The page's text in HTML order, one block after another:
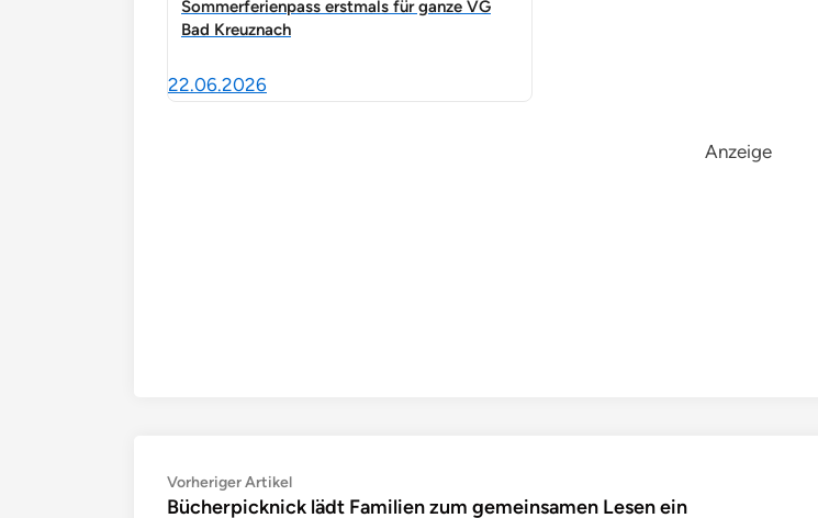
Sommerferienpass erstmals für ganze VG
Bad Kreuznach
22.06.2026
Anzeige
Beitragsnavigation
Vorheriger ArtikelVorheriger
Artikel:
Bücherpicknick lädt Familien zum gemeinsamen Lesen ein